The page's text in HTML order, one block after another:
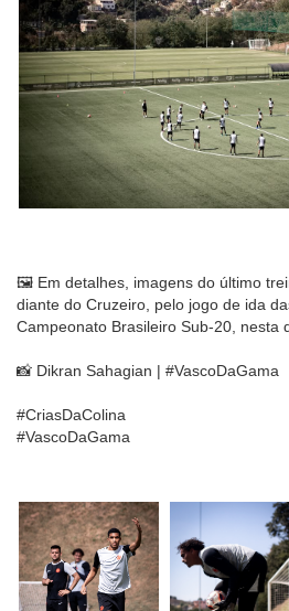
🖼️ Em detalhes, imagens do último
diante do Cruzeiro, pelo jogo de ida
Campeonato Brasileiro Sub-20, nesta
📸 Dikran Sahagian | #VascoDaGama
#CriasDaColina
#VascoDaGama